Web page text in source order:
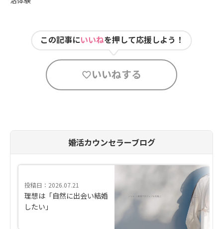
この記事にいいねを押して応援しよう！
いいねする
婚活カウンセラーブログ
投稿日：2026.07.21
理想は「自然に出会い結婚
したい」